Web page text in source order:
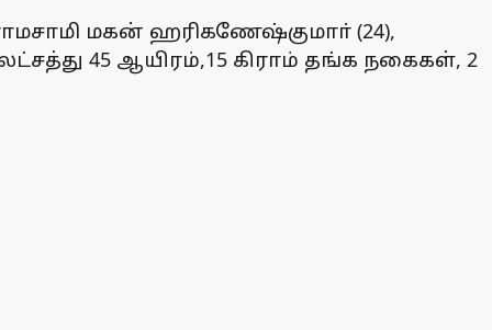
மகன் ஹரிகணேஷ்குமாா் (24),
45 ஆயிரம்,15 கிராம் தங்க நகைகள், 2